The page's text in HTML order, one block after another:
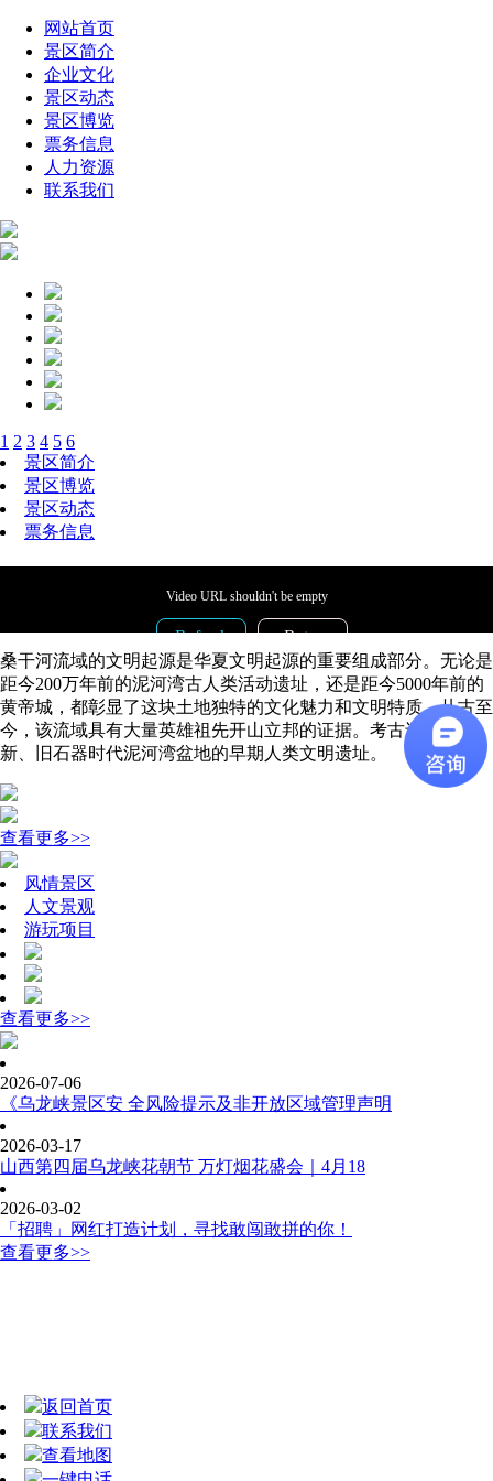
网站首页
景区简介
企业文化
景区动态
景区博览
票务信息
人力资源
联系我们
1 2 3 4 5 6
景区简介
景区博览
景区动态
票务信息
Video URL shouldn't be empty
Refresh Retry
code:4003
uuid:
A97F7C8D-E2C4-44BE-AF5A-70F87142959B
Time:2026-08-06 18:47:19
桑干河流域的文明起源是华夏文明起源的重要组成部分。无论是
距今200万年前的泥河湾古人类活动遗址，还是距今5000年前的
黄帝城，都彰显了这块土地独特的文化魅力和文明特质。从古至
今，该流域具有大量英雄祖先开山立邦的证据。考古还发现了
新、旧石器时代泥河湾盆地的早期人类文明遗址。
查看更多>>
风情景区
人文景观
游玩项目
查看更多>>
2026-07-06
《乌龙峡景区安 全风险提示及非开放区域管理声明
2026-03-17
山西第四届乌龙峡花朝节 万灯烟花盛会｜4月18
2026-03-02
「招聘」网红打造计划，寻找敢闯敢拼的你！
查看更多>>
返回首页
联系我们
查看地图